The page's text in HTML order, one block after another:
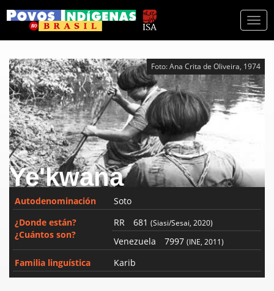
Foto: Ana Crita de Oliveira, 1974
Ye'kwana
Autodenominación
Soto
¿Donde están?
¿Cuántos son?
RR 681(Siasi/Sesai, 2020)
Venezuela 7997(INE, 2011)
Familia linguística Karib